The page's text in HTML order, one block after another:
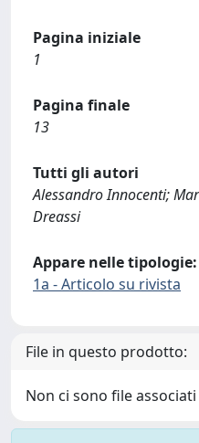
Pagina iniziale
1
Pagina finale
13
Tutti gli autori
Alessandro Innocenti;
Dreassi
Appare nelle tipologie:
1a - Articolo su rivista
File in questo prodotto:
Non ci sono file